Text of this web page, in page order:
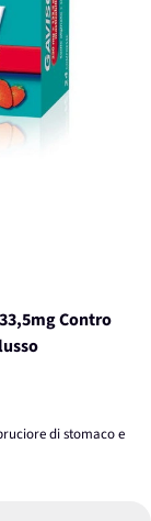
imageimage
Contro
bruciore di stomaco e